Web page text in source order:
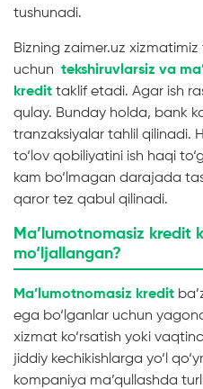
tushunadi.
Bizning zaimer.uz
uchun tekshiruvlarsiz va
kredit taklif etadi. Agar ish
qulay. Bunday holda, bank
tranzaksiyalar tahlil qilinadi.
to‘lov qobiliyatini ish haqi
kam bo‘lmagan darajada
qaror tez qabul qilinadi.
Ma’lumotnomasiz kredit
mo‘ljallangan?
Ma’lumotnomasiz kredit
ega bo‘lganlar uchun
xizmat ko‘rsatish yoki
jiddiy kechikishlarga yo‘l
kompaniya ma’qullashda